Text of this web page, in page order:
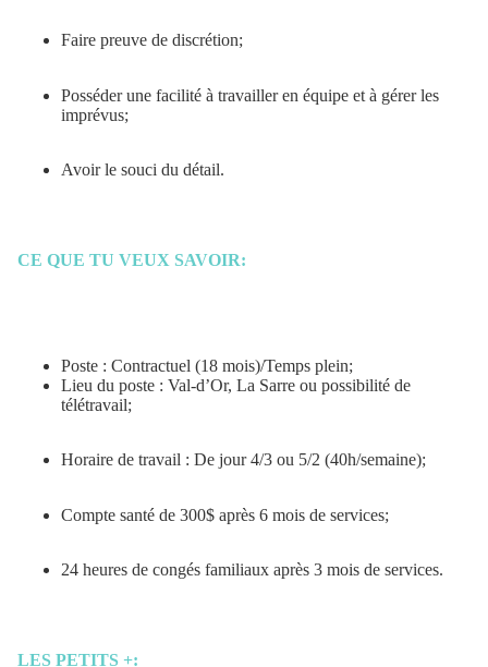
Faire preuve de discrétion;
Posséder une facilité à travailler en équipe et à gérer les
imprévus;
Avoir le souci du détail.
CE QUE TU VEUX SAVOIR:
Poste : Contractuel (18 mois)/Temps plein;
Lieu du poste : Val-d’Or, La Sarre ou possibilité de
télétravail;
Horaire de travail : De jour 4/3 ou 5/2 (40h/semaine);
Compte santé de 300$ après 6 mois de services;
24 heures de congés familiaux après 3 mois de services.
LES PETITS +: